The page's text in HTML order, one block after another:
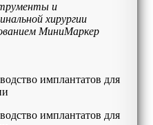
и
хирургии
МиниМаркер